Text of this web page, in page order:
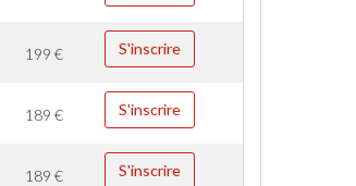
199€ S'inscrire
189€ S'inscrire
189€ S'inscrire